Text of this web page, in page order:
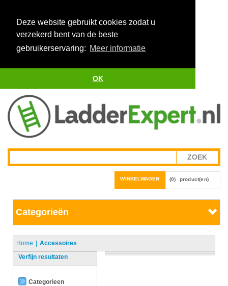
Deze website gebruikt cookies zodat u
verzekerd bent van de beste
gebruikerservaring: Meer informatie
OK
WINKELWAGEN (0) product(en)
Categorieën
Home
Accessoires
Verfijn resultaten
Categorieen